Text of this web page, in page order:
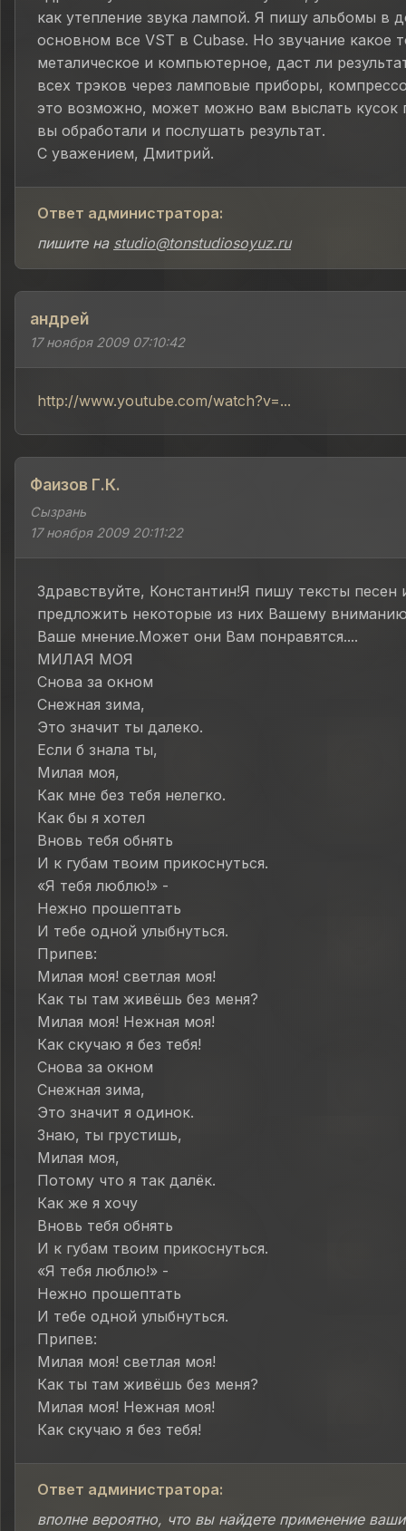
как утепление звука лампой. Я пишу альбомы в
основном все VST в Cubase. Но звучание какое
металическое и компьютерное, даст ли
всех трэков через ламповые приборы,
это возможно, может можно вам выслать кусок
вы обработали и послушать результат.
С уважением, Дмитрий.
Ответ администратора:
пишите на studio@tonstudiosoyuz.ru
андрей
17 ноября 2009 07:10:42
http://www.youtube.com/watch?v=...
Фаизов Г.К.
Сызрань
17 ноября 2009 20:11:22
Здравствуйте, Константин!Я пишу тексты песен
предложить некоторые из них Вашему
Ваше мнение.Может они Вам понравятся....
МИЛАЯ МОЯ
Снова за окном
Снежная зима,
Это значит ты далеко.
Если б знала ты,
Милая моя,
Как мне без тебя нелегко.
Как бы я хотел
Вновь тебя обнять
И к губам твоим прикоснуться.
«Я тебя люблю!» -
Нежно прошептать
И тебе одной улыбнуться.
Припев:
Милая моя! светлая моя!
Как ты там живёшь без меня?
Милая моя! Нежная моя!
Как скучаю я без тебя!
Снова за окном
Снежная зима,
Это значит я одинок.
Знаю, ты грустишь,
Милая моя,
Потому что я так далёк.
Как же я хочу
Вновь тебя обнять
И к губам твоим прикоснуться.
«Я тебя люблю!» -
Нежно прошептать
И тебе одной улыбнуться.
Припев:
Милая моя! светлая моя!
Как ты там живёшь без меня?
Милая моя! Нежная моя!
Как скучаю я без тебя!
Ответ администратора:
вполне вероятно, что вы найдете применение